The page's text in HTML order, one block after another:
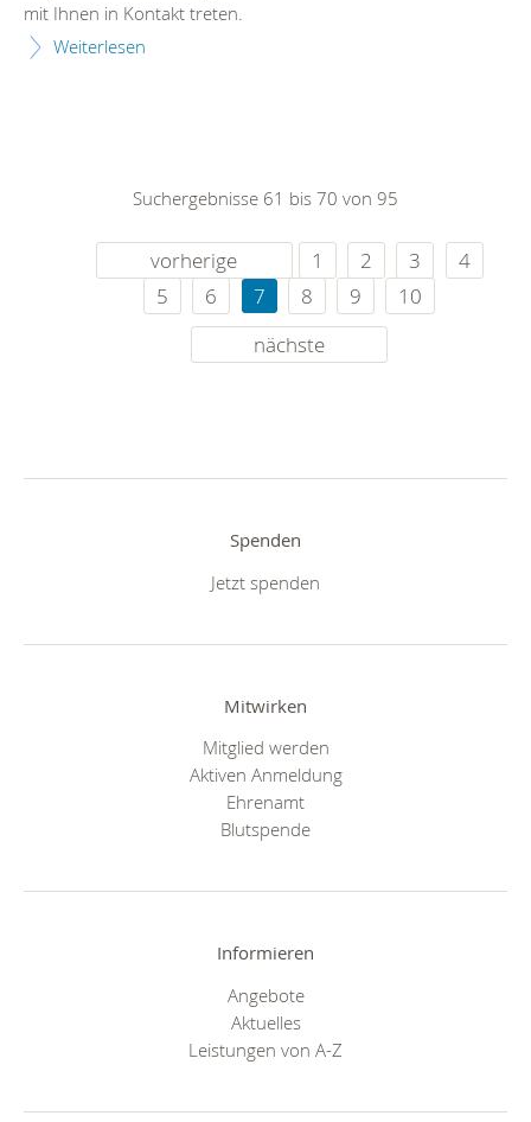
mit Ihnen in Kontakt treten.
Weiterlesen
Suchergebnisse 61 bis 70 von 95
vorherige 1 2 3
4
5
6 7 8 9
10
nächste
Spenden
Jetzt spenden
Mitwirken
Mitglied werden
Aktiven Anmeldung
Ehrenamt
Blutspende
Informieren
Angebote
Aktuelles
Leistungen von A-Z